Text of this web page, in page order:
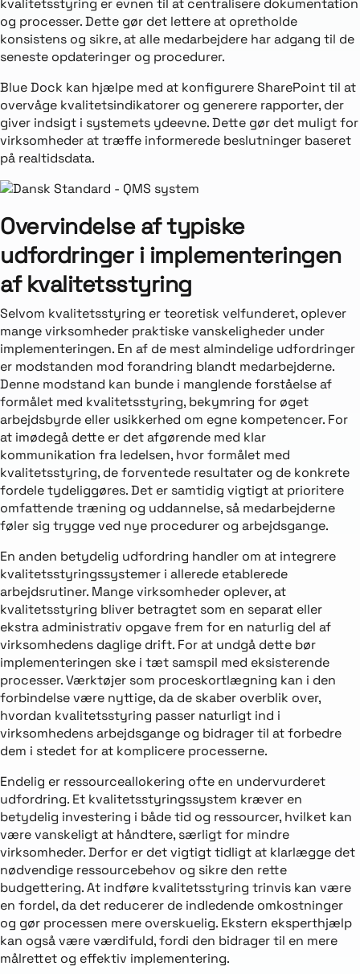
kvalitetsstyring er evnen til at centralisere dokumentation
og processer. Dette gør det lettere at opretholde
konsistens og sikre, at alle medarbejdere har adgang til de
seneste opdateringer og procedurer.
Blue Dock kan hjælpe med at konfigurere SharePoint til at
overvåge kvalitetsindikatorer og generere rapporter, der
giver indsigt i systemets ydeevne. Dette gør det muligt for
virksomheder at træffe informerede beslutninger baseret
på realtidsdata.
Overvindelse af typiske
udfordringer i implementeringen
af kvalitetsstyring
Selvom kvalitetsstyring er teoretisk velfunderet, oplever
mange virksomheder praktiske vanskeligheder under
implementeringen. En af de mest almindelige udfordringer
er modstanden mod forandring blandt medarbejderne.
Denne modstand kan bunde i manglende forståelse af
formålet med kvalitetsstyring, bekymring for øget
arbejdsbyrde eller usikkerhed om egne kompetencer. For
at imødegå dette er det afgørende med klar
kommunikation fra ledelsen, hvor formålet med
kvalitetsstyring, de forventede resultater og de konkrete
fordele tydeliggøres. Det er samtidig vigtigt at prioritere
omfattende træning og uddannelse, så medarbejderne
føler sig trygge ved nye procedurer og arbejdsgange.
En anden betydelig udfordring handler om at integrere
kvalitetsstyringssystemer i allerede etablerede
arbejdsrutiner. Mange virksomheder oplever, at
kvalitetsstyring bliver betragtet som en separat eller
ekstra administrativ opgave frem for en naturlig del af
virksomhedens daglige drift. For at undgå dette bør
implementeringen ske i tæt samspil med eksisterende
processer. Værktøjer som proceskortlægning kan i den
forbindelse være nyttige, da de skaber overblik over,
hvordan kvalitetsstyring passer naturligt ind i
virksomhedens arbejdsgange og bidrager til at forbedre
dem i stedet for at komplicere processerne.
Endelig er ressourceallokering ofte en undervurderet
udfordring. Et kvalitetsstyringssystem kræver en
betydelig investering i både tid og ressourcer, hvilket kan
være vanskeligt at håndtere, særligt for mindre
virksomheder. Derfor er det vigtigt tidligt at klarlægge det
nødvendige ressourcebehov og sikre den rette
budgettering. At indføre kvalitetsstyring trinvis kan være
en fordel, da det reducerer de indledende omkostninger
og gør processen mere overskuelig. Ekstern eksperthjælp
kan også være værdifuld, fordi den bidrager til en mere
målrettet og effektiv implementering.